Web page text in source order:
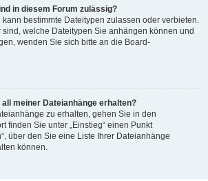
in diesem Forum zulässig?
bestimmte Dateitypen zulassen oder verbieten.
sind, welche Dateitypen Sie anhängen können und
wenden Sie sich bitte an die Board-
meiner Dateianhänge erhalten?
zu erhalten, gehen Sie in den
finden Sie unter „Einstieg“ einen Punkt
über den Sie eine Liste Ihrer Dateianhänge
können.